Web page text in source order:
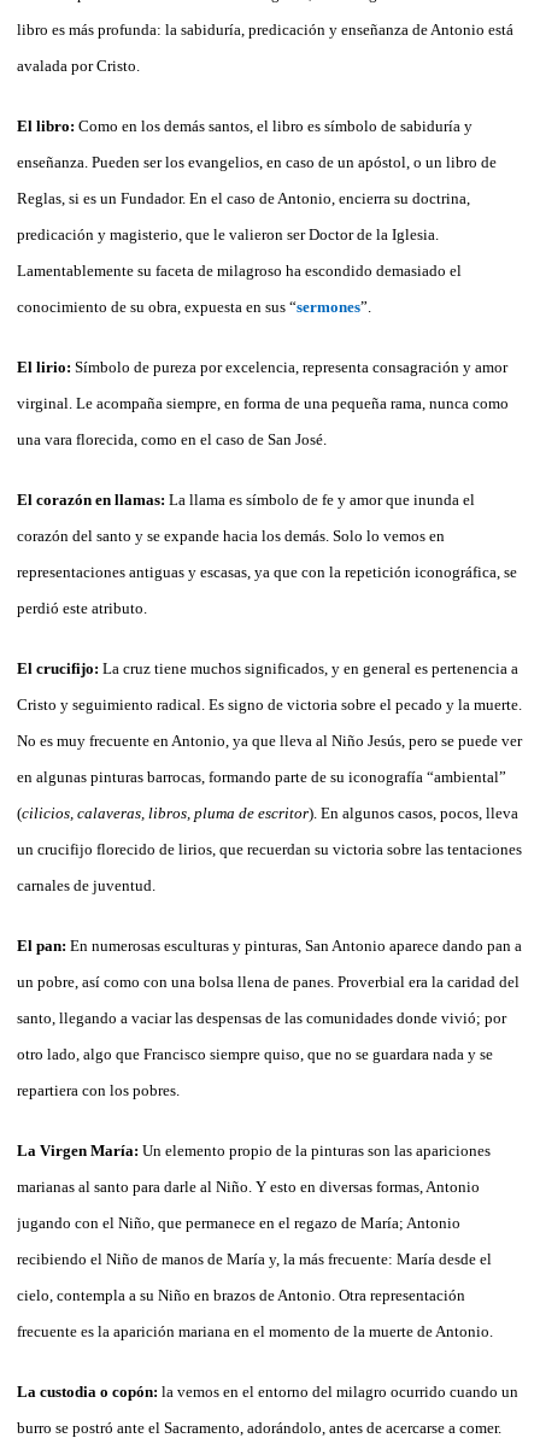
libro es más profunda: la sabiduría, predicación y enseñanza de Antonio está
avalada por Cristo.
El libro: Como en los demás santos, el libro es símbolo de sabiduría y
enseñanza. Pueden ser los evangelios, en caso de un apóstol, o un libro de
Reglas, si es un Fundador. En el caso de Antonio, encierra su doctrina,
predicación y magisterio, que le valieron ser Doctor de la Iglesia.
Lamentablemente su faceta de milagroso ha escondido demasiado el
conocimiento de su obra, expuesta en sus “sermones”.
El lirio: Símbolo de pureza por excelencia, representa consagración y amor
virginal. Le acompaña siempre, en forma de una pequeña rama, nunca como
una vara florecida, como en el caso de San José.
El corazón en llamas: La llama es símbolo de fe y amor que inunda el
corazón del santo y se expande hacia los demás. Solo lo vemos en
representaciones antiguas y escasas, ya que con la repetición iconográfica, se
perdió este atributo.
El crucifijo: La cruz tiene muchos significados, y en general es pertenencia a
Cristo y seguimiento radical. Es signo de victoria sobre el pecado y la muerte.
No es muy frecuente en Antonio, ya que lleva al Niño Jesús, pero se puede ver
en algunas pinturas barrocas, formando parte de su iconografía “ambiental”
(cilicios, calaveras, libros, pluma de escritor). En algunos casos, pocos, lleva
un crucifijo florecido de lirios, que recuerdan su victoria sobre las tentaciones
carnales de juventud.
El pan: En numerosas esculturas y pinturas, San Antonio aparece dando pan a
un pobre, así como con una bolsa llena de panes. Proverbial era la caridad del
santo, llegando a vaciar las despensas de las comunidades donde vivió; por
otro lado, algo que Francisco siempre quiso, que no se guardara nada y se
repartiera con los pobres.
La Virgen María: Un elemento propio de la pinturas son las apariciones
marianas al santo para darle al Niño. Y esto en diversas formas, Antonio
jugando con el Niño, que permanece en el regazo de María; Antonio
recibiendo el Niño de manos de María y, la más frecuente: María desde el
cielo, contempla a su Niño en brazos de Antonio. Otra representación
frecuente es la aparición mariana en el momento de la muerte de Antonio.
La custodia o copón: la vemos en el entorno del milagro ocurrido cuando un
burro se postró ante el Sacramento, adorándolo, antes de acercarse a comer.